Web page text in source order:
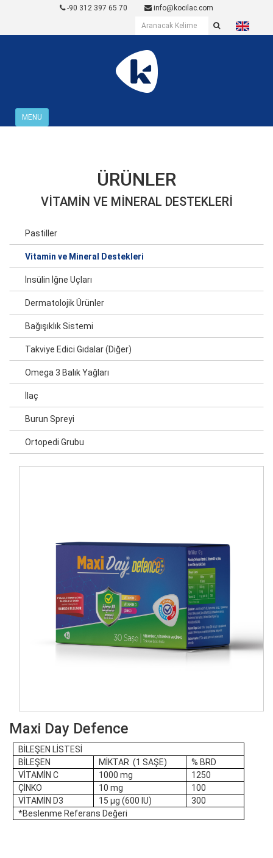
-90 312 397 65 70 info@kocilac.com
MENU
ÜRÜNLER
VITAMIN VE MINERAL DESTEKLERI
Pastiller
Vitamin ve Mineral Destekleri
İnsülin İğne Uçları
Dermatolojik Ürünler
Bağışıklık Sistemi
Takviye Edici Gıdalar (Diğer)
Omega 3 Balık Yağları
İlaç
Burun Spreyi
Ortopedi Grubu
Maxi Day Defence
BİLEŞEN LİSTESİ
BİLEŞEN
MİKTAR (1 SAŞE)
% BRD
VİTAMİN C
1000 mg
1250
ÇİNKO
10 mg
100
VİTAMİN D3
15 µg (600 IU)
300
*Beslenme Referans Değeri